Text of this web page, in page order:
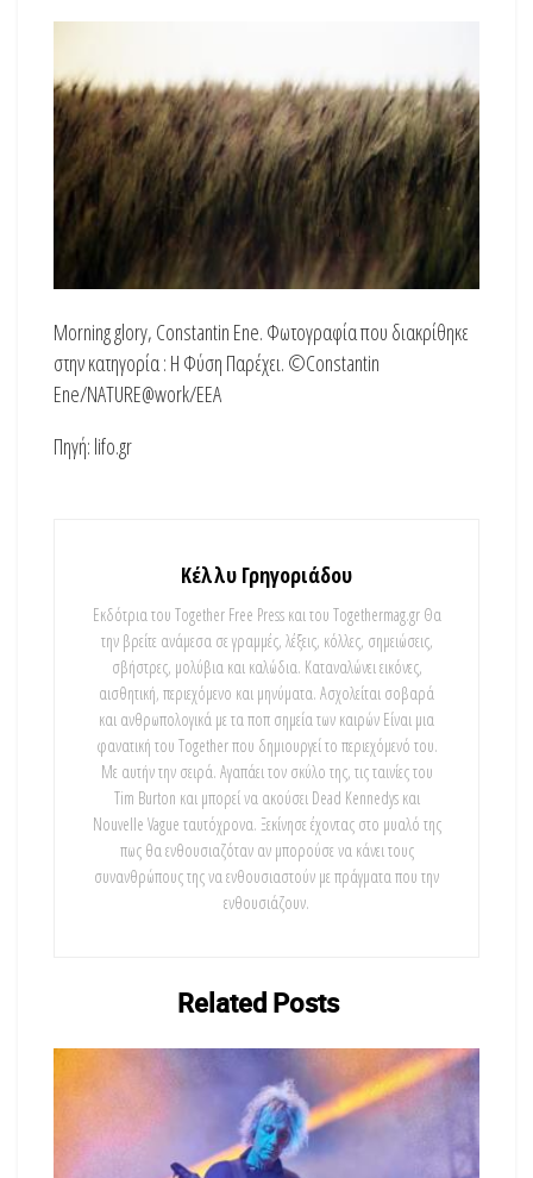
Morning glory, Constantin Ene. Φωτογραφία που διακρίθηκε
στην κατηγορία : Η Φύση Παρέχει. ©Constantin
Ene/NATURE@work/EEA
Πηγή: lifo.gr
Κέλλυ Γρηγοριάδου
Εκδότρια του Together Free Press και του Togethermag.gr Θα
την βρείτε ανάμεσα σε γραμμές, λέξεις, κόλλες, σημειώσεις,
σβήστρες, μολύβια και καλώδια. Καταναλώνει εικόνες,
αισθητική, περιεχόμενο και μηνύματα. Ασχολείται σοβαρά
και ανθρωπολογικά με τα ποπ σημεία των καιρών Είναι μια
φανατική του Τοgether που δημιουργεί το περιεχόμενό του.
Με αυτήν την σειρά. Αγαπάει τον σκύλο της, τις ταινίες του
Tim Burton και μπορεί να ακούσει Dead Kennedys και
Nouvelle Vague ταυτόχρονα. Ξεκίνησε έχοντας στο μυαλό της
πως θα ενθουσιαζόταν αν μπορούσε να κάνει τους
συνανθρώπους της να ενθουσιαστούν με πράγματα που την
ενθουσιάζουν.
RelatedPosts